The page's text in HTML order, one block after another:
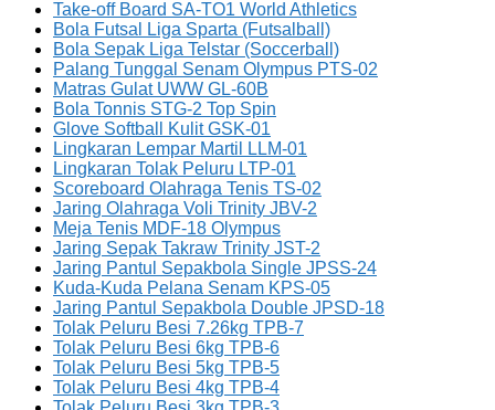
Take-off Board SA-TO1 World Athletics
Bola Futsal Liga Sparta (Futsalball)
Bola Sepak Liga Telstar (Soccerball)
Palang Tunggal Senam Olympus PTS-02
Matras Gulat UWW GL-60B
Bola Tonnis STG-2 Top Spin
Glove Softball Kulit GSK-01
Lingkaran Lempar Martil LLM-01
Lingkaran Tolak Peluru LTP-01
Scoreboard Olahraga Tenis TS-02
Jaring Olahraga Voli Trinity JBV-2
Meja Tenis MDF-18 Olympus
Jaring Sepak Takraw Trinity JST-2
Jaring Pantul Sepakbola Single JPSS-24
Kuda-Kuda Pelana Senam KPS-05
Jaring Pantul Sepakbola Double JPSD-18
Tolak Peluru Besi 7.26kg TPB-7
Tolak Peluru Besi 6kg TPB-6
Tolak Peluru Besi 5kg TPB-5
Tolak Peluru Besi 4kg TPB-4